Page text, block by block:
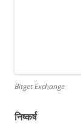
Bitget Exchange
निष्कर्ष